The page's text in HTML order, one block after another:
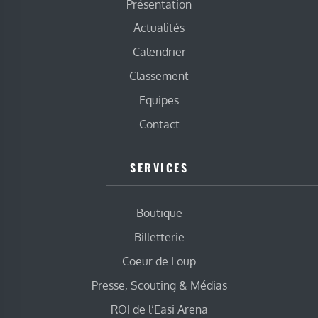
Présentation
Actualités
Calendrier
Classement
Equipes
Contact
SERVICES
Boutique
Billetterie
Coeur de Loup
Presse, Scouting & Médias
ROI de l’Easi Arena